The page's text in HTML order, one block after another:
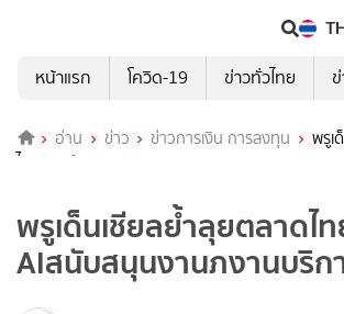
หน้าแรก
โควิด-19 ข่าวทั่วไทย
อ่าน ข่าว ข่าวการเงิน การลงทุน
พรูเ
ไทย AIสนับสนุนงานภงานบริการ
พรูเด็นเชียลย้ำลุยตลาดไ
AIสนับสนุนงานภงานบริก